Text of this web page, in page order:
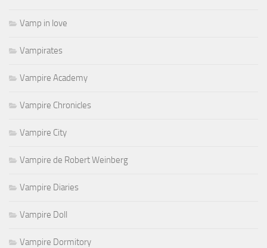
Vamp in love
Vampirates
Vampire Academy
Vampire Chronicles
Vampire City
Vampire de Robert Weinberg
Vampire Diaries
Vampire Doll
Vampire Dormitory